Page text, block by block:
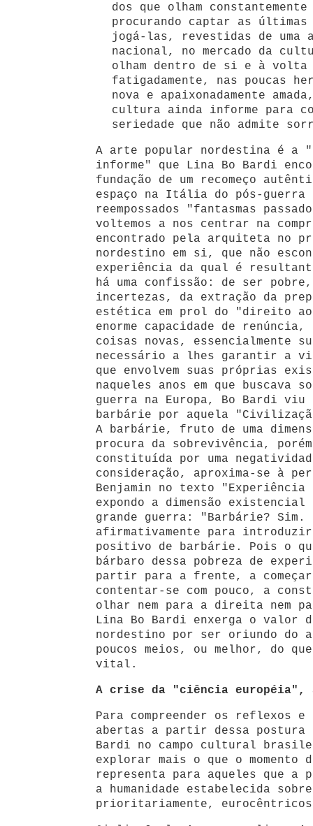
dos que olham
procurando captar as últimas
jogá-las, revestidas de uma
nacional, no mercado da
olham dentro de si e à volta
fatigadamente, nas poucas
nova e apaixonadamente
cultura ainda informe para
seriedade que não admite
A arte popular nordestina é a
informe" que Lina Bo Bardi
fundação de um recomeço
espaço na Itália do pós-guerra
reempossados "fantasmas
voltemos a nos centrar na
encontrado pela arquiteta no
nordestino em si, que não
experiência da qual é
há uma confissão: de ser
incertezas, da extração da
estética em prol do "direito ao
enorme capacidade de renúncia,
coisas novas, essencialmente
necessário a lhes garantir a
que envolvem suas próprias
naqueles anos em que buscava
guerra na Europa, Bo Bardi viu
barbárie por aquela
A barbárie, fruto de uma
procura da sobrevivência,
constituída por uma
consideração, aproxima-se à
Benjamin no texto "Experiência
expondo a dimensão existencial
grande guerra: "Barbárie? Sim.
afirmativamente para
positivo de barbárie. Pois o
bárbaro dessa pobreza de
partir para a frente, a
contentar-se com pouco, a
olhar nem para a direita nem
Lina Bo Bardi enxerga o valor
nordestino por ser oriundo do
poucos meios, ou melhor, do
vital.
A crise da "ciência européia",
Para compreender os reflexos
abertas a partir dessa postura
Bardi no campo cultural
explorar mais o que o momento
representa para aqueles que a
a humanidade estabelecida
prioritariamente,